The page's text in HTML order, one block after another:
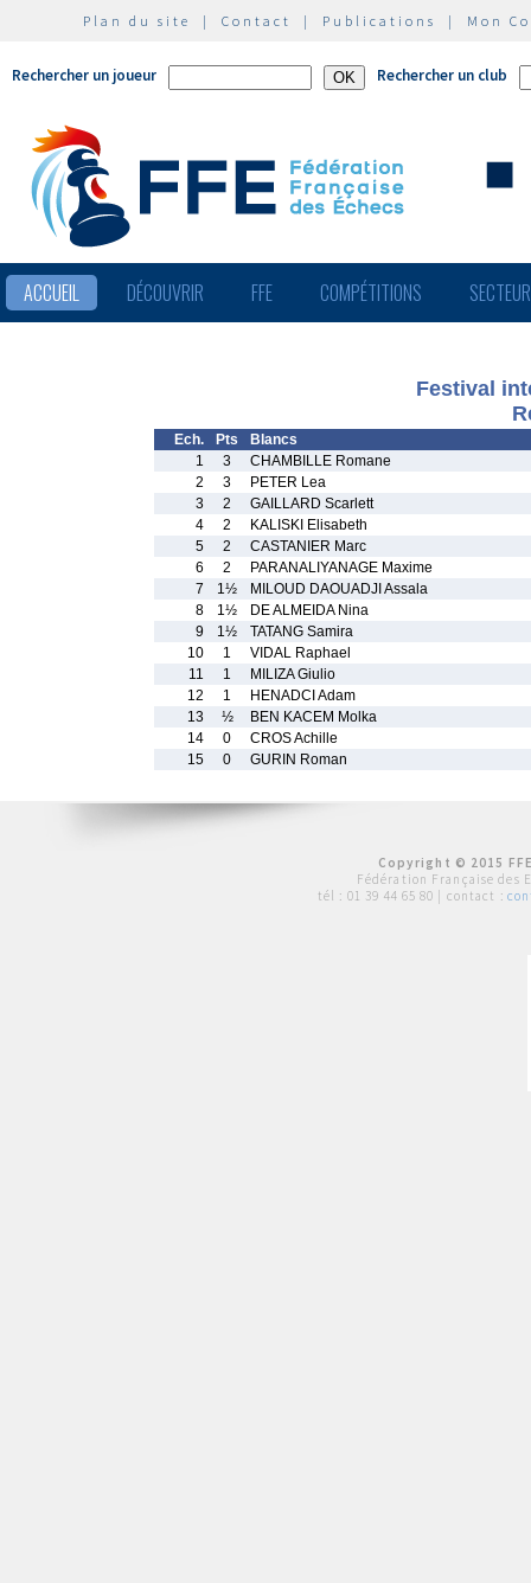
Plan du site | Contact | Publications | Mon
Rechercher un joueur Rechercher un club
ACCUEIL DÉCOUVRIR FFE COMPÉTITIONS
Festival
Ech. Pts
Blancs
1
3
CHAMBILLE Romane
2
3
PETER Lea
3
2
GAILLARD Scarlett
4
2
KALISKI Elisabeth
5
2
CASTANIER Marc
6
2
PARANALIYANAGE Maxime
7
1½
MILOUD DAOUADJI Assala
8
1½
DE ALMEIDA Nina
9
1½
TATANG Samira
10
1
VIDAL Raphael
11
1
MILIZA Giulio
12
1
HENADCI Adam
13
½
BEN KACEM Molka
14
0
CROS Achille
15
0 GURIN Roman
Copyright © 2015
Fédération Française des
tél : 01 39 44 65 80 | contact :